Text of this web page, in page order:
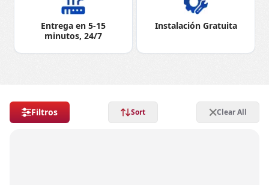
Entrega en 5-15
minutos, 24/7
Instalación Gratuita
Filtros Sort Clear All